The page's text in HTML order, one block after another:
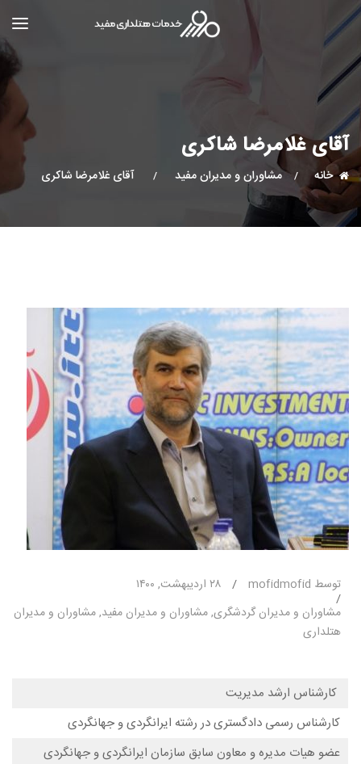
آقای غلامرضا شاکری
خانه مشاوران و مدیران مفید آقای غلامرضا شاکری
توسط mofidmofid / ۲۸ اردیبهشت, ۱۴۰۰
/
مشاوران و مدیران گردشگری,مشاوران و مدیران مفید,مشاوران و مدیران
هتلداری
کارشناس ارشد مدیریت
کارشناس رسمی دادگستری در رشته ایرانگردی و جهانگردی
عضو هیات مدیره و معاون سابق سازمان ایرانگردی و جهانگردی